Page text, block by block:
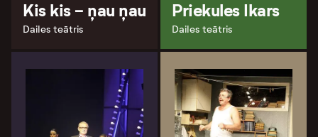
Kis kis - ņau ņau
Dailes teātris
Priekules Ikars
Dailes teātris